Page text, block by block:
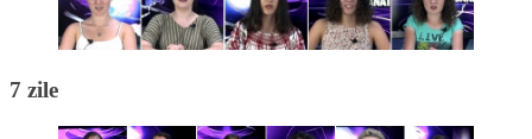
7 zile